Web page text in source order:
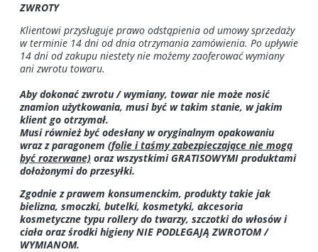
ZWROTY
Klientowi przysługuje prawo odstąpienia od umowy sprzedaży
w terminie 14 dni od dnia otrzymania zamówienia. Po upływie
14 dni od zakupu niestety nie możemy zaoferować wymiany
ani zwrotu towaru.
Aby dokonać zwrotu / wymiany, towar nie może nosić
znamion użytkowania, musi być w takim stanie, w jakim
klient go otrzymał.
Musi również być odesłany w oryginalnym opakowaniu
wraz zparagonem (folie i taśmy zabezpieczające nie mogą
być rozerwane) oraz wszystkimi GRATISOWYMI produktami
dołożonymi do przesyłki.
Zgodnie z prawem konsumenckim, produkty takie jak
bielizna, smoczki, butelki, kosmetyki, akcesoria
kosmetyczne typu rollery do twarzy, szczotki do włosów i
ciała oraz środki higieny NIE PODLEGAJĄ ZWROTOM /
WYMIANOM.